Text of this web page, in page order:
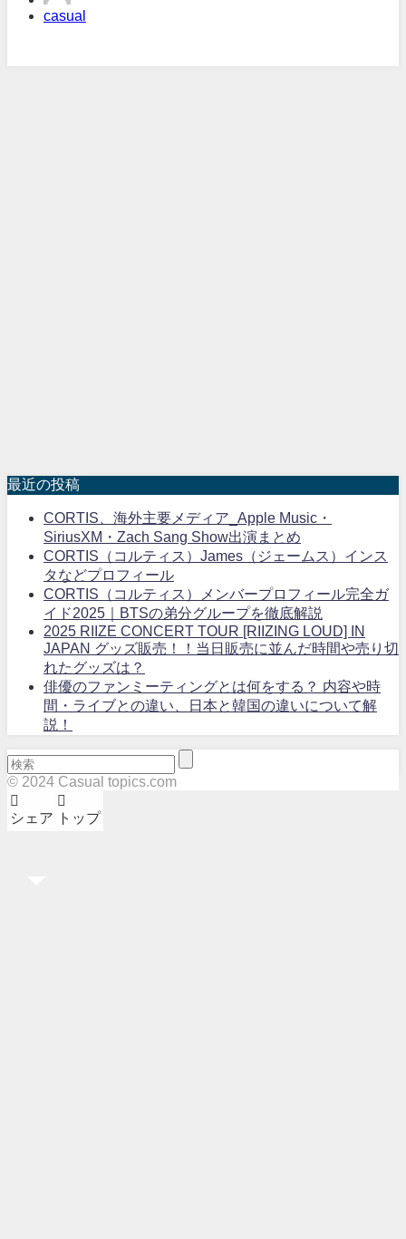
casual
最近の投稿
CORTIS、海外主要メディア_Apple Music・
SiriusXM・Zach Sang Show出演まとめ
CORTIS（コルティス）James（ジェームス）インス
タなどプロフィール
CORTIS（コルティス）メンバープロフィール完全ガ
イド2025｜BTSの弟分グループを徹底解説
2025 RIIZE CONCERT TOUR [RIIZING LOUD] IN
JAPAN グッズ販売！！当日販売に並んだ時間や売り切
れたグッズは？
俳優のファンミーティングとは何をする？ 内容や時
間・ライブとの違い、日本と韓国の違いについて解
説！
© 2024 Casual topics.com
シェア トップ